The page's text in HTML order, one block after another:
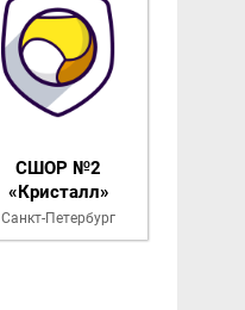
СШОР №2
«Кристалл»
Санкт-Петербург